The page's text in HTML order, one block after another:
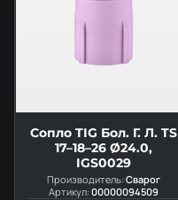
Сопло TIG Бол. Г. Л. TS
17–18–26 Ø24.0,
IGS0029
Производитель:Сварог
Артикул:00000094509